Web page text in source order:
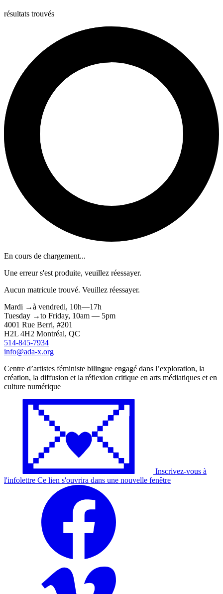
résultats trouvés
En cours de chargement...
Une erreur s'est produite, veuillez réessayer.
Aucun matricule trouvé. Veuillez réessayer.
Mardi →à vendredi, 10h—17h
Tuesday →to Friday, 10am — 5pm
4001 Rue Berri, #201
H2L 4H2 Montréal, QC
514-845-7934
info@ada-x.org
Centre d’artistes féministe bilingue engagé dans l’exploration, la
création, la diffusion et la réflexion critique en arts médiatiques et en
culture numérique
Inscrivez-vous à
l'infolettre Ce lien s'ouvrira dans une nouvelle fenêtre